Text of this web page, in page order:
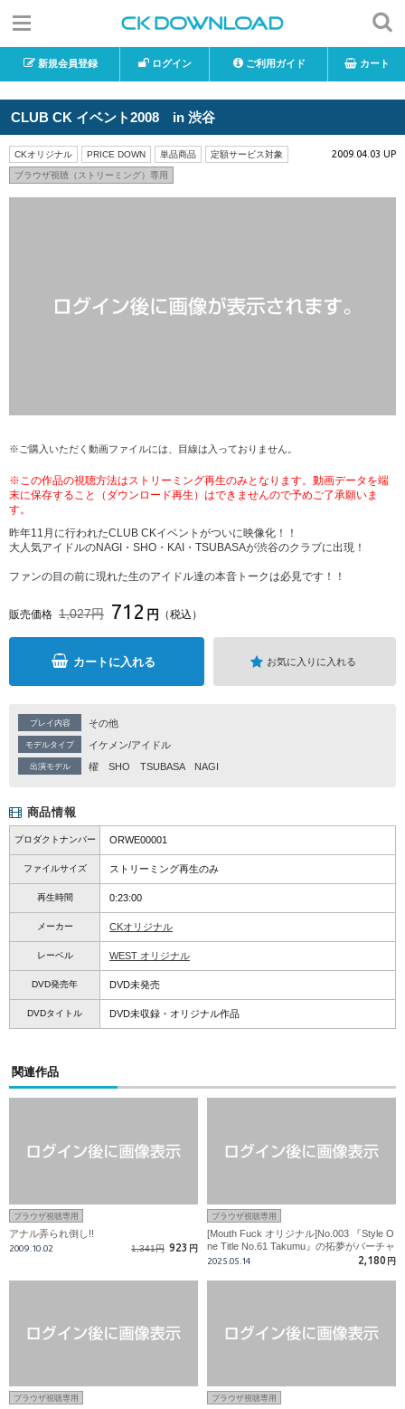
新規会員登録 ログイン ご利用ガイド カート
CLUB CK イベント2008 in 渋谷
CKオリジナル PRICE DOWN 単品商品 定額サービス対象
ブラウザ視聴（ストリーミング）専用
2009.04.03 UP
※ご購入いただく動画ファイルには、目線は入っておりません。
※この作品の視聴方法はストリーミング再生のみとなります。動画データを端
末に保存すること（ダウンロード再生）はできませんので予めご了承願いま
す。
昨年11月に行われたCLUB CKイベントがついに映像化！！
大人気アイドルのNAGI・SHO・KAI・TSUBASAが渋谷のクラブに出現！
ファンの目の前に現れた生のアイドル達の本音トークは必見です！！
販売価格 1,027円 712 円 （税込）
カートに入れる お気に入りに入れる
プレイ内容 その他
モデルタイプ イケメン/アイドル
出演モデル 櫂 SHO TSUBASA NAGI
商品情報
プロダクトナンバー ORWE00001
ファイルサイズ ストリーミング再生のみ
再生時間 0:23:00
メーカー CKオリジナル
レーベル WEST オリジナル
DVD発売年 DVD未発売
DVDタイトル DVD未収録・オリジナル作品
関連作品
ブラウザ視聴専用
アナル弄られ倒し!!
2009.10.02 1,341円 923 円
ブラウザ視聴専用
[Mouth Fuck オリジナル]No.003 『Style O
ne Title No.61 Takumu』の拓夢がバーチャ
ルフェラ奉仕!!
2025.05.14 2,180 円
ブラウザ視聴専用 ブラウザ視聴専用